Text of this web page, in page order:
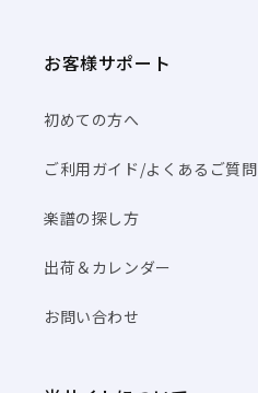
お客様サポート
初めての方へ
ご利用ガイド/よくあるご質問
楽譜の探し方
出荷＆カレンダー
お問い合わせ